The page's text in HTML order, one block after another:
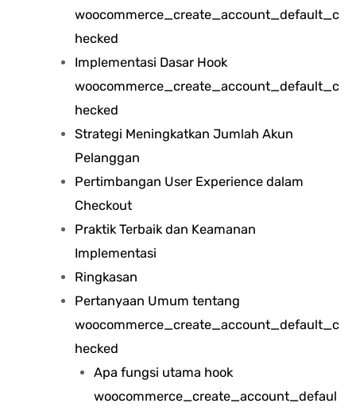
woocommerce_create_account_default_c
hecked
Implementasi Dasar Hook
woocommerce_create_account_default_c
hecked
Strategi Meningkatkan Jumlah Akun
Pelanggan
Pertimbangan User Experience dalam
Checkout
Praktik Terbaik dan Keamanan
Implementasi
Ringkasan
Pertanyaan Umum tentang
woocommerce_create_account_default_c
hecked
Apa fungsi utama hook
woocommerce_create_account_defaul